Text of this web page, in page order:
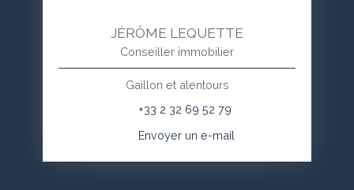
JÉRÔME LEQUETTE
Conseiller immobilier
Gaillon et alentours
+33 2 32 69 52 79
Envoyer un e-mail